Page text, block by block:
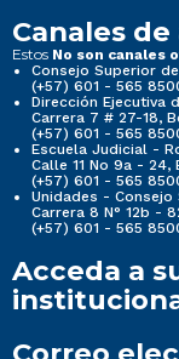
Canales
Estos No son canales
Consejo Superior
(+57) 601 - 565
Dirección Ejecutiva
Carrera 7 # 27-18,
(+57) 601 - 565
Escuela Judicial -
Calle 11 No 9a - 24,
(+57) 601 - 565
Unidades -
Carrera 8 N° 12b -
(+57) 601 - 565
Acceda a